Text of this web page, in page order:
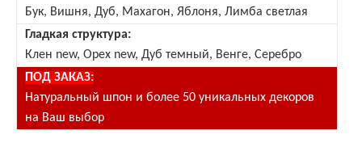
Бук, Вишня, Дуб, Махагон, Яблоня, Лимба светлая
Гладкая структура:
Клен new, Орех new, Дуб темный, Венге, Серебро
ПОД ЗАКАЗ:
Натуральный шпон и более 50 уникальных декоров
на Ваш выбор